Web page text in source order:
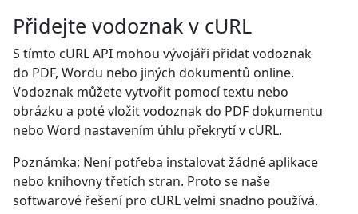
Přidejte vodoznak v cURL
S tímto cURL API mohou vývojáři přidat vodoznak
do PDF, Wordu nebo jiných dokumentů online.
Vodoznak můžete vytvořit pomocí textu nebo
obrázku a poté vložit vodoznak do PDF dokumentu
nebo Word nastavením úhlu překrytí v cURL.
Poznámka: Není potřeba instalovat žádné aplikace
nebo knihovny třetích stran. Proto se naše
softwarové řešení pro cURL velmi snadno používá.